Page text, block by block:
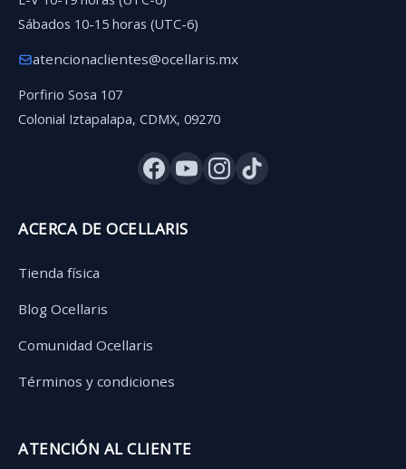
Sábados 10-15 horas (UTC-6)
atencionaclientes@ocellaris.mx
Porfirio Sosa 107
Colonial Iztapalapa, CDMX, 09270
ACERCA DE OCELLARIS
Tienda física
Blog Ocellaris
Comunidad Ocellaris
Términos y condiciones
ATENCIÓN AL CLIENTE